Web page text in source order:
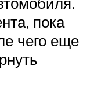
пока
чего еще